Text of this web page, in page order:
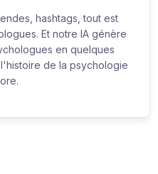
hashtags, tout est
Et notre IA génère
en quelques
de la psychologie